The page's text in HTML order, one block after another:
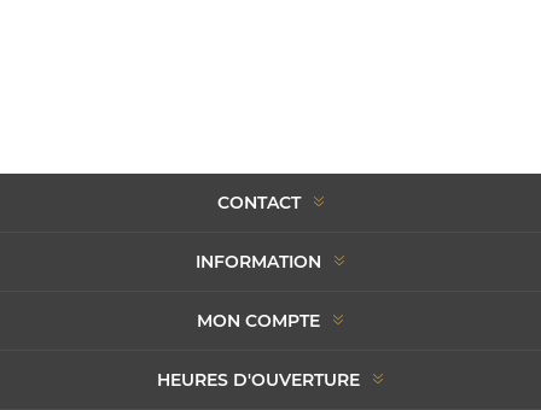
CONTACT
INFORMATION
MON COMPTE
HEURES D'OUVERTURE